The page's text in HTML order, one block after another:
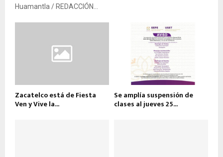
Huamantla / REDACCIÓN...
Zacatelco está de Fiesta
Ven y Vive la...
Se amplía suspensión de
clases al jueves 25...